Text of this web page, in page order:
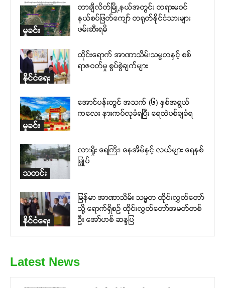
မှုခင်း
တာချီလိတ်မြို့နယ်အတွင်း တရားမဝင်
နယ်စပ်ဖြတ်ကျော် တရုတ်နိုင်ငံသားများ
ဖမ်းဆီးရမိ
နိုင်ငံရေး
ထိုင်းရောက် အာဏာသိမ်းသမ္မတနှင့် စစ်
ရာဇဝတ်မှု စွပ်စွဲချက်များ
မှုခင်း
အောင်ပန်းတွင် အသက် (၆) နှစ်အရွယ်
ကလေး နားကပ်လုခံရပြီး ရေထဲပစ်ချခံရ
သတင်း
လားရှိုး ရေကြီး၊ နေအိမ်နှင့် လယ်များ ရေနစ်
မြှုပ်
နိုင်ငံရေး
မြန်မာ အာဏာသိမ်း သမ္မတ ထိုင်းလွှတ်တော်
သို့ ရောက်ရှိစဉ် ထိုင်းလွှတ်တော်အမတ်တစ်
ဦး အော်ဟစ် ဆန္ဒပြ
Latest News